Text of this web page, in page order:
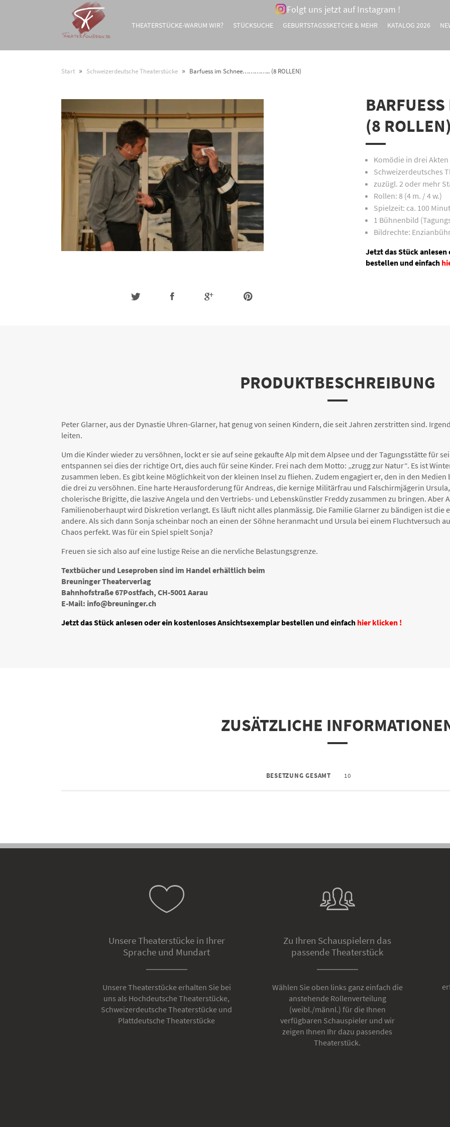
Folgt uns jetzt auf Instagram !
THEATERSTÜCKE-WARUM WIR? STÜCKSUCHE GEBURTSTAGSSKETCHE & MEHR KATALOG 2026
Start » Schweizerdeutsche Theaterstücke » Barfuess im Schnee………….. (8 ROLLEN)
(8
Komödie in drei
Schweizerdeutsches
zuzügl. 2 oder mehr
Rollen: 8 (4 m. / 4 w.)
Spielzeit: ca. 100
1 Bühnenbild
Bildrechte:
Jetzt das Stück
bestellen und einfach
PRODUKTBESCHREIBUNG
Peter Glarner, aus der Dynastie Uhren-Glarner, hat genug von seinen Kindern, die seit Jahren zerstritten sind.
leiten.
Um die Kinder wieder zu versöhnen, lockt er sie auf seine gekaufte Alp mit dem Alpsee und der Tagungsstätte für
entspannen sei dies der richtige Ort, dies auch für seine Kinder. Frei nach dem Motto: „zrugg zur Natur“. Es ist
zusammen leben. Es gibt keine Möglichkeit von der kleinen Insel zu fliehen. Zudem engagiert er, den in den
die drei zu versöhnen. Eine harte Herausforderung für Andreas, die kernige Militärfrau und Falschirmjägerin
cholerische Brigitte, die laszive Angela und den Vertriebs- und Lebenskünstler Freddy zusammen zu bringen. Aber
Familienoberhaupt wird Diskretion verlangt. Es läuft nicht alles planmässig. Die Familie Glarner zu bändigen ist die
andere. Als sich dann Sonja scheinbar noch an einen der Söhne heranmacht und Ursula bei einem Fluchtversuch
Chaos perfekt. Was für ein Spiel spielt Sonja?
Freuen sie sich also auf eine lustige Reise an die nervliche Belastungsgrenze.
Textbücher und Leseproben sind im Handel erhältlich beim
Breuninger Theaterverlag
Bahnhofstraße 67Postfach, CH-5001 Aarau
E-Mail: info@breuninger.ch
Jetzt das Stück anlesen oder ein kostenloses Ansichtsexemplar bestellen und einfach hier klicken !
ZUSÄTZLICHE
BESETZUNG GESAMT 10
Unsere Theaterstücke in Ihrer
Sprache und Mundart
Unsere Theaterstücke erhalten Sie bei
uns als Hochdeutsche Theaterstücke,
Schweizerdeutsche Theaterstücke und
Plattdeutsche Theaterstücke
Zu Ihren Schauspielern das
passende Theaterstück
Wählen Sie oben links ganz einfach die
anstehende Rollenverteilung
(weibl./männl.) für die Ihnen
verfügbaren Schauspieler und wir
zeigen Ihnen Ihr dazu passendes
Theaterstück.